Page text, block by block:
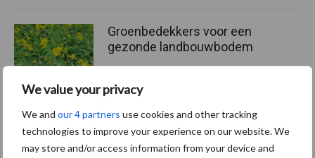
We value your privacy
We and our 4 partners use cookies and other tracking
technologies to improve your experience on our website. We
may store and/or access information from your device and
Groenbedekkers voor een
gezonde landbouwbodem
Meer lezen over: